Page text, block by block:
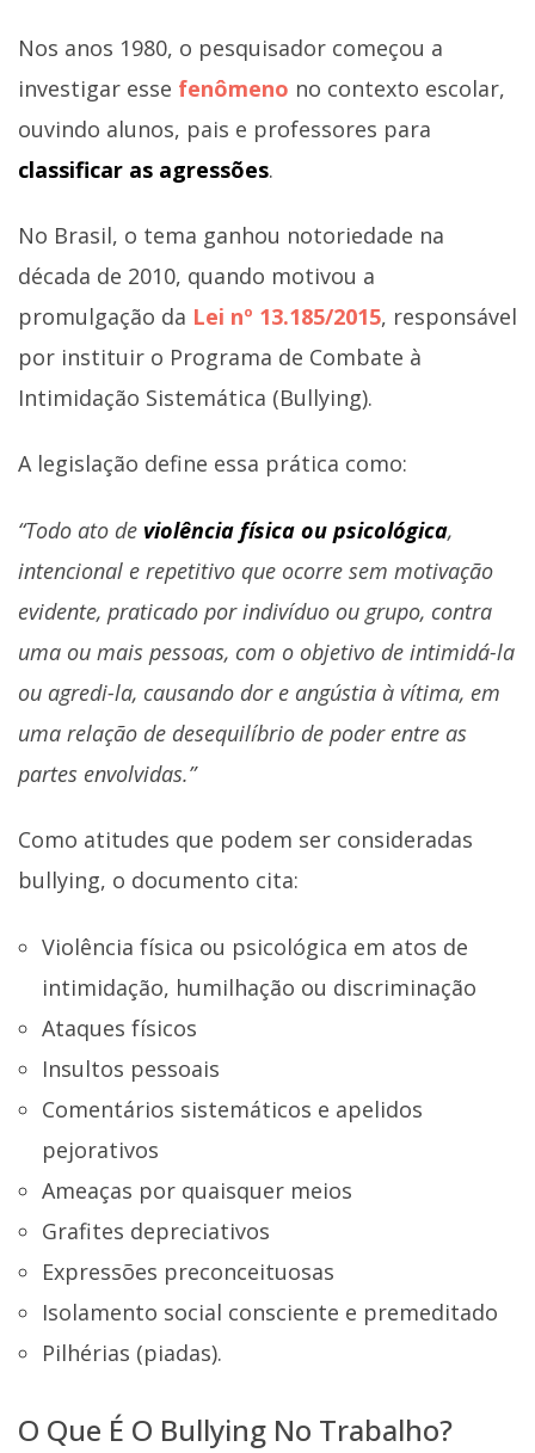
Nos anos 1980, o pesquisador começou a
investigar esse fenômeno no contexto escolar,
ouvindo alunos, pais e professores para
classificar as agressões.
No Brasil, o tema ganhou notoriedade na
década de 2010, quando motivou a
promulgação da Lei nº 13.185/2015, responsável
por instituir o Programa de Combate à
Intimidação Sistemática (Bullying).
A legislação define essa prática como:
“Todo ato de violência física ou psicológica,
intencional e repetitivo que ocorre sem motivação
evidente, praticado por indivíduo ou grupo, contra
uma ou mais pessoas, com o objetivo de intimidá-la
ou agredi-la, causando dor e angústia à vítima, em
uma relação de desequilíbrio de poder entre as
partes envolvidas.”
Como atitudes que podem ser consideradas
bullying, o documento cita:
Violência física ou psicológica em atos de
intimidação, humilhação ou discriminação
Ataques físicos
Insultos pessoais
Comentários sistemáticos e apelidos
pejorativos
Ameaças por quaisquer meios
Grafites depreciativos
Expressões preconceituosas
Isolamento social consciente e premeditado
Pilhérias (piadas).
O Que É O Bullying No Trabalho?